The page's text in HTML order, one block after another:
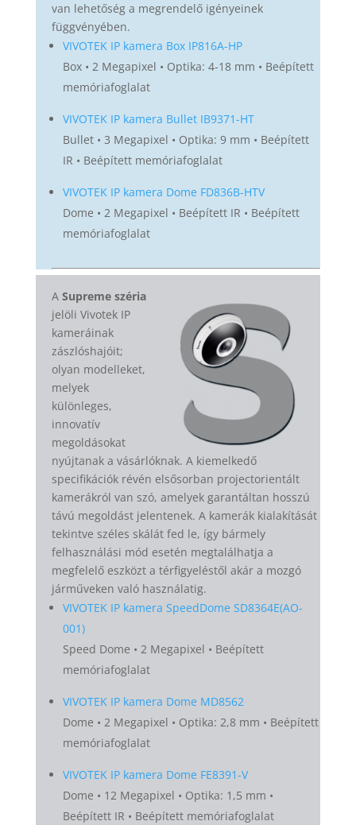
van lehetőség a megrendelő igényeinek
függvényében.
VIVOTEK IP kamera Box IP816A-HP
Box • 2 Megapixel • Optika: 4-18 mm • Beépített
memóriafoglalat
VIVOTEK IP kamera Bullet IB9371-HT
Bullet • 3 Megapixel • Optika: 9 mm • Beépített
IR • Beépített memóriafoglalat
VIVOTEK IP kamera Dome FD836B-HTV
Dome • 2 Megapixel • Beépített IR • Beépített
memóriafoglalat
A Supreme széria
jelöli Vivotek IP
kameráinak
zászlóshajóit;
olyan modelleket,
melyek
különleges,
innovatív
megoldásokat
nyújtanak a vásárlóknak. A kiemelkedő
specifikációk révén elsősorban projectorientált
kamerákról van szó, amelyek garantáltan hosszú
távú megoldást jelentenek. A kamerák kialakítását
tekintve széles skálát fed le, így bármely
felhasználási mód esetén megtalálhatja a
megfelelő eszközt a térfigyeléstől akár a mozgó
járműveken való használatig.
VIVOTEK IP kamera SpeedDome SD8364E(AO-
001)
Speed Dome • 2 Megapixel • Beépített
memóriafoglalat
VIVOTEK IP kamera Dome MD8562
Dome • 2 Megapixel • Optika: 2,8 mm • Beépített
memóriafoglalat
VIVOTEK IP kamera Dome FE8391-V
Dome • 12 Megapixel • Optika: 1,5 mm •
Beépített IR • Beépített memóriafoglalat